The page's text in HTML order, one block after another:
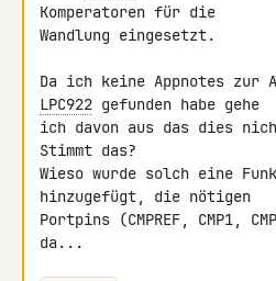
Komperatoren für die
Wandlung eingesetzt.
LPC922 gefunden habe gehe
ich davon aus das dies
Stimmt das?
Wieso wurde solch eine
hinzugefügt, die nötigen
Portpins (CMPREF, CMP1,
da...